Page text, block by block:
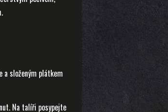
a složeným plátkem
Na talíři posypejte